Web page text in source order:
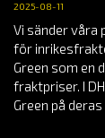
2025-08-11
Vi sänder våra
för
Green som en
fraktpriser. I
Green på